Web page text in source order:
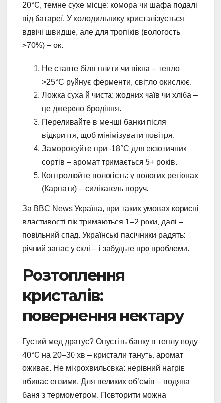
20°C, темне сухе місце: комора чи шафа подалі
від батареї. У холодильнику кристалізується
вдвічі швидше, але для тропіків (вологость
>70%) – ок.
Не ставте біля плити чи вікна – тепло
>25°C руйнує ферменти, світло окислює.
Ложка суха й чиста: жодних чаїв чи хліба –
це джерело бродіння.
Переливайте в менші банки після
відкриття, щоб мінімізувати повітря.
Заморожуйте при -18°C для екзотичних
сортів – аромат тримається 5+ років.
Контролюйте вологість: у вологих регіонах
(Карпати) – силікагель поруч.
За BBC News Україна, при таких умовах корисні
властивості пік тримаються 1–2 роки, далі –
повільний спад. Українські пасічники радять:
річний запас у склі – і забудьте про проблеми.
Розтоплення
кристалів:
повернення нектару
Густий мед дратує? Опустіть банку в теплу воду
40°C на 20–30 хв – кристали тануть, аромат
оживає. Не мікрохвильовка: нерівний нагрів
вбиває ензими. Для великих об’ємів – водяна
баня з термометром. Повторити можна